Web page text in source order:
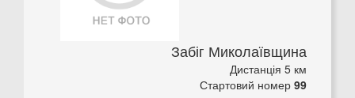
Забіг Миколаївщина
Дистанція 5 км
Стартовий номер 99